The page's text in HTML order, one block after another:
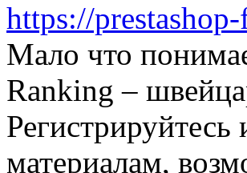
https://
Мало что
Ranking –
материалам,